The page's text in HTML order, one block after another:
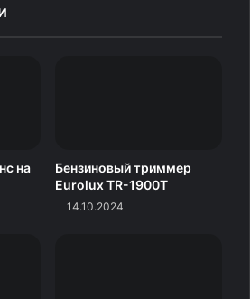
и видеозвонков.
на
Бензиновый триммер
Eurolux TR-1900T
14.10.2024